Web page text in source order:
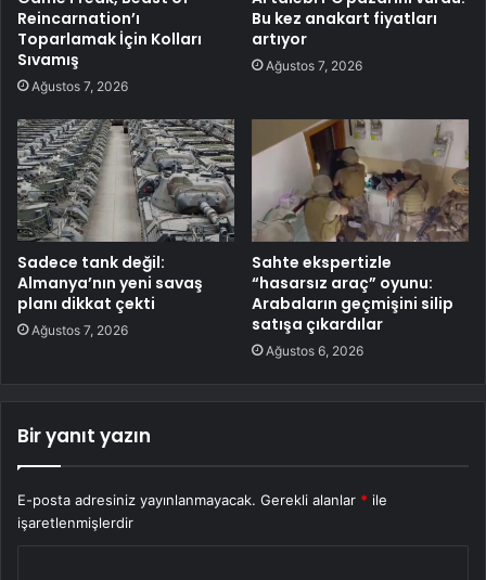
Reincarnation’ı
Toparlamak İçin Kolları
Sıvamış
Ağustos 7, 2026
Bu kez anakart fiyatları
artıyor
Ağustos 7, 2026
Sadece tank değil:
Almanya’nın yeni savaş
planı dikkat çekti
Ağustos 7, 2026
Sahte ekspertizle
“hasarsız araç” oyunu:
Arabaların geçmişini silip
satışa çıkardılar
Ağustos 6, 2026
Bir yanıt yazın
E-posta adresiniz yayınlanmayacak. Gerekli alanlar * ile
işaretlenmişlerdir